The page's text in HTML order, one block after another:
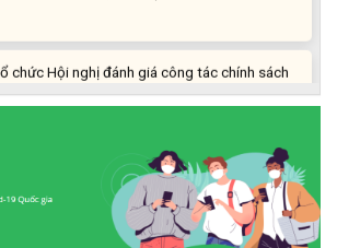
chức Hội nghị đánh giá công tác chính sách
đầu năm 2026.
Ma Thuột tuyển dụng Giáo viên tiếng